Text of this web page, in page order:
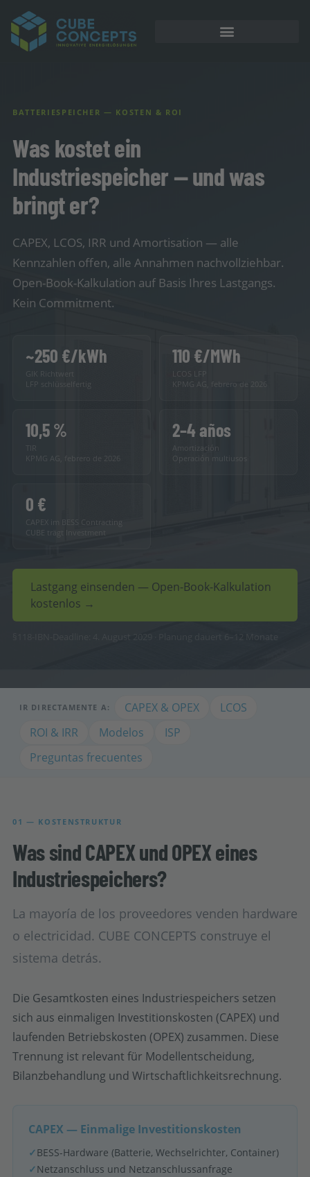
BATTERIESPEICHER — KOSTEN & ROI
Was kostet ein
Industriespeicher — und was
bringt er?
CAPEX, LCOS, IRR und Amortisation — alle
Kennzahlen offen, alle Annahmen nachvollziehbar.
Open-Book-Kalkulation auf Basis Ihres Lastgangs.
Kein Commitment.
~250 €/kWh
GIK Richtwert
LFP schlüsselfertig
110 €/MWh
LCOS LFP
KPMG AG, febrero de 2026
10,5 %
TIR
KPMG AG, febrero de 2026
2–4 años
Amortización
Operación multiusos
0 €
CAPEX im BESS Contracting
CUBE trägt Investment
Lastgang einsenden — Open-Book-Kalkulation
kostenlos →
§118-IBN-Deadline: 4. August 2029 · Planung dauert 6–12 Monate
IR DIRECTAMENTE A: CAPEX & OPEX
LCOS
ROI & IRR
Modelos
ISP
Preguntas frecuentes
01 — KOSTENSTRUKTUR
Was sind CAPEX und OPEX eines
Industriespeichers?
La mayoría de los proveedores venden hardware
o electricidad. CUBE CONCEPTS construye el
sistema detrás.
Die Gesamtkosten eines Industriespeichers setzen
sich aus einmaligen Investitionskosten (CAPEX) und
laufenden Betriebskosten (OPEX) zusammen. Diese
Trennung ist relevant für Modellentscheidung,
Bilanzbehandlung und Wirtschaftlichkeitsrechnung.
CAPEX — Einmalige Investitionskosten
✓BESS-Hardware (Batterie, Wechselrichter, Container)
✓Netzanschluss und Netzanschlussanfrage